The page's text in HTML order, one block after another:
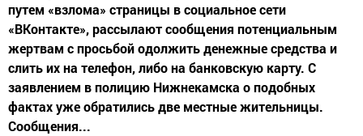
путем «взлома» страницы в социальное сети
«ВКонтакте», рассылают сообщения потенциальным
жертвам с просьбой одолжить денежные средства и
слить их на телефон, либо на банковскую карту. С
заявлением в полицию Нижнекамска о подобных
фактах уже обратились две местные жительницы.
Сообщения...